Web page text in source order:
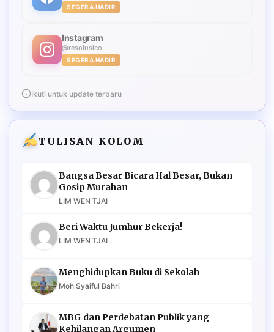
SEGERA HADIR
Instagram
@resolusico
SEGERA HADIR
Ikuti untuk update terbaru
TULISAN KOLOM
Bangsa Besar Bicara Hal Besar, Bukan
Gosip Murahan
LIM WEN TJAI
Beri Waktu Jumhur Bekerja!
LIM WEN TJAI
Menghidupkan Buku di Sekolah
Moh Syaiful Bahri
MBG dan Perdebatan Publik yang
Kehilangan Argumen